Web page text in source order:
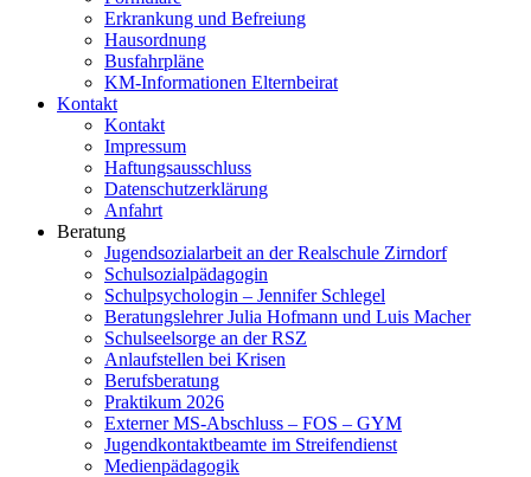
Erkrankung und Befreiung
Hausordnung
Busfahrpläne
KM-Informationen Elternbeirat
Kontakt
Kontakt
Impressum
Haftungsausschluss
Datenschutzerklärung
Anfahrt
Beratung
Jugendsozialarbeit an der Realschule Zirndorf
Schulsozialpädagogin
Schulpsychologin – Jennifer Schlegel
Beratungslehrer Julia Hofmann und Luis Macher
Schulseelsorge an der RSZ
Anlaufstellen bei Krisen
Berufsberatung
Praktikum 2026
Externer MS-Abschluss – FOS – GYM
Jugendkontaktbeamte im Streifendienst
Medienpädagogik